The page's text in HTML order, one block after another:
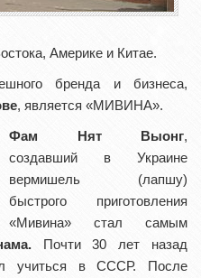
Америке и Китае.
бренда и бизнеса,
, является «МИВИНА».
Фам Нят Выонг,
создавший в Украине
вермишель (лапшу)
быстрого приготовления
«Мивина» стал самым
Почти 30 лет назад
учиться в СССР. После